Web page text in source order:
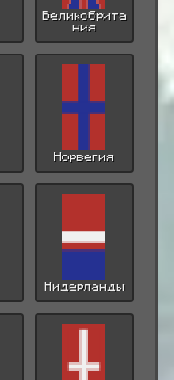
Великобрита
ния
Норвегия
Нидерланды